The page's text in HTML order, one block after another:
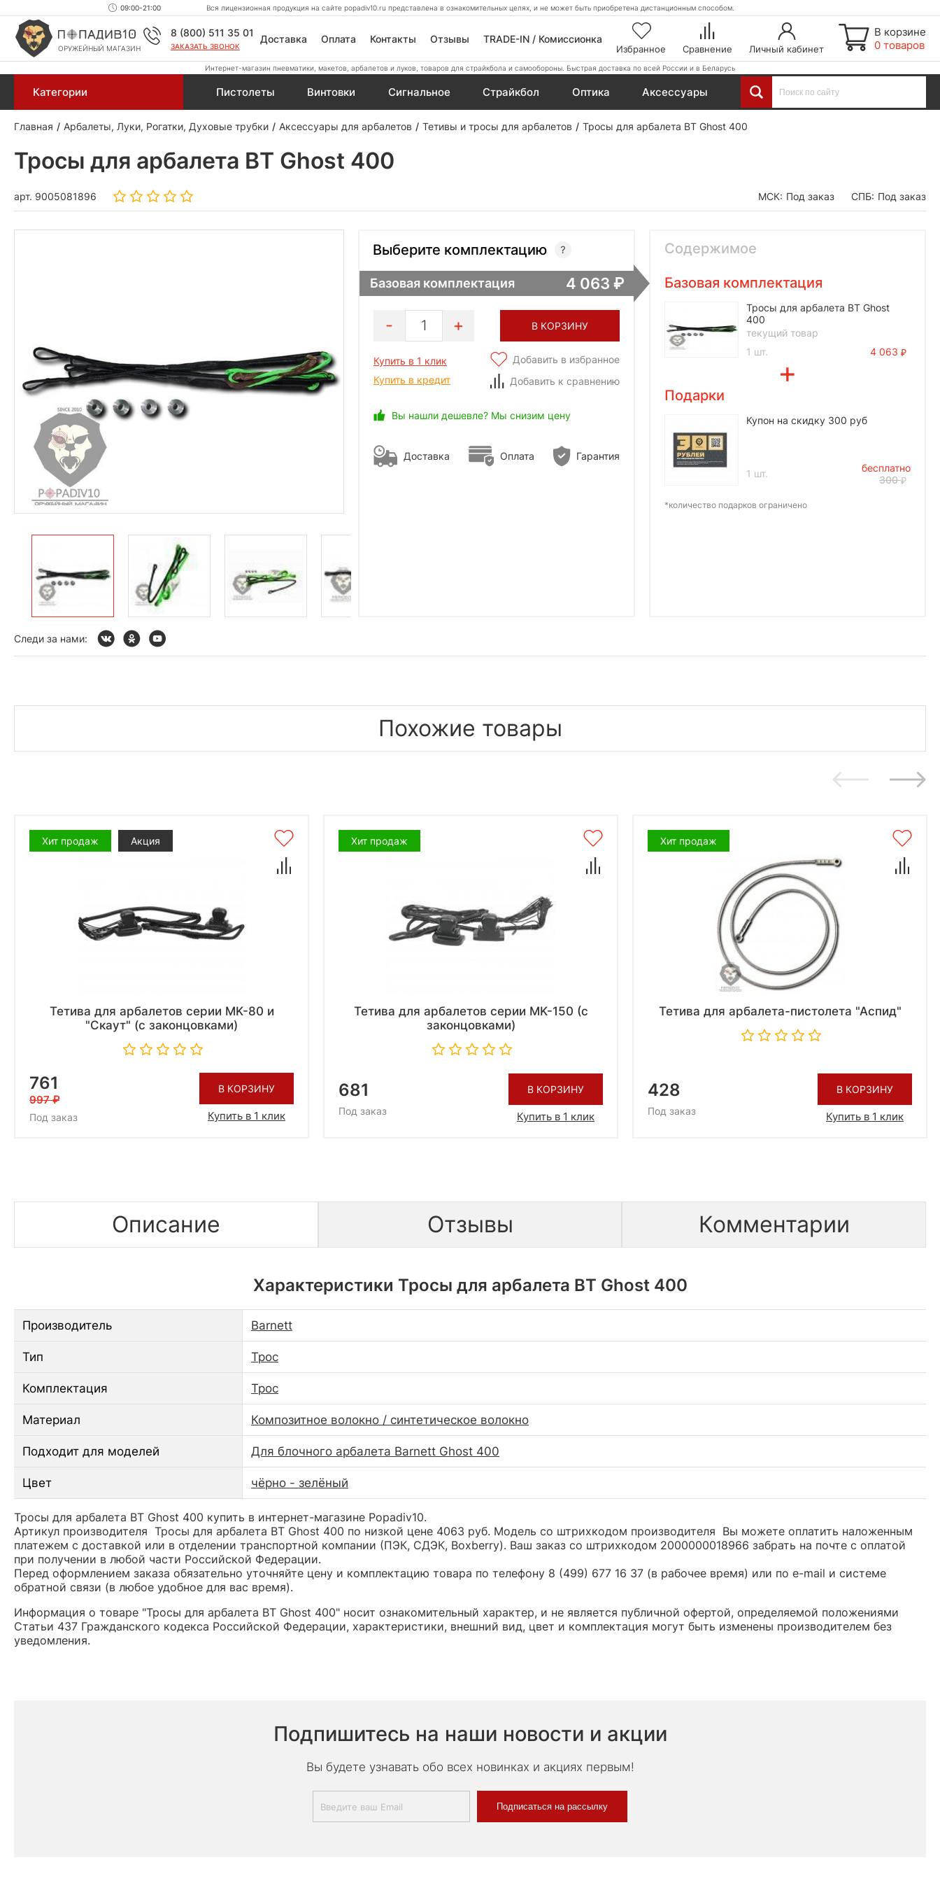
09:00-21:00 Вся лицензионная продукция на сайте popadiv10.ru представлена в ознакомительных целях, и не может быть приобретена дистанционным способом.
ОРУЖЕЙНЫЙ МАГАЗИН
8 (800) 511 35 01
ЗАКАЗАТЬ ЗВОНОК
Доставка Оплата Контакты Отзывы TRADE-IN / Комиссионка
Избранное Сравнение Личный кабинет
В корзине
0 товаров
Интернет-магазин пневматики, макетов, арбалетов и луков, товаров для страйкбола и самообороны. Быстрая доставка по всей России и в Беларусь
Категории Пистолеты Винтовки Сигнальное Страйкбол Оптика Аксессуары
Главная Арбалеты, Луки, Рогатки, Духовые трубки Аксессуары для арбалетов Тетивы и тросы для арбалетов Тросы для арбалета BT Ghost 400
Тросы для арбалета BT Ghost 400
арт. 9005081896 МСК: Под заказ СПБ: Под заказ
Выберите комплектацию
Базовая комплектация 4 063
1 В КОРЗИНУ
Купить в 1 клик
Купить в кредит
Добавить в избранное
Добавить к сравнению
Вы нашли дешевле? Мы снизим цену
Доставка Оплата Гарантия
Содержимое
Базовая комплектация
Тросы для арбалета BT Ghost
400
текущий товар
1 шт.
4 063
Подарки
Купон на скидку 300 руб
1 шт.
бесплатно
300
*количество подарков ограничено
Следи за нами:
Похожие товары
Хит продаж Акция
Тетива для арбалетов серии MK-80 и
"Скаут" (с законцовками)
761
997
Под заказ
В КОРЗИНУ
Купить в 1 клик
Хит продаж
Тетива для арбалетов серии MK-150 (с
законцовками)
681
Под заказ
В КОРЗИНУ
Купить в 1 клик
Хит продаж
Тетива для арбалета-пистолета "Аспид"
428
Под заказ
В КОРЗИНУ
Купить в 1 клик
Описание Отзывы Комментарии
Характеристики Тросы для арбалета BT Ghost 400
Производитель Barnett
Тип Трос
Комплектация Трос
Материал Композитное волокно / синтетическое волокно
Подходит для моделей Для блочного арбалета Barnett Ghost 400
Цвет чёрно - зелёный
Тросы для арбалета BT Ghost 400 купить в интернет-магазине Popadiv10.
Артикул производителя Тросы для арбалета BT Ghost 400 по низкой цене 4063 руб. Модель со штрихкодом производителя Вы можете оплатить наложенным
платежем с доставкой или в отделении транспортной компании (ПЭК, СДЭК, Boxberry). Ваш заказ со штрихкодом 2000000018966 забрать на почте с оплатой
при получении в любой части Российской Федерации.
Перед оформлением заказа обязательно уточняйте цену и комплектацию товара по телефону 8 (499) 677 16 37 (в рабочее время) или по e-mail и системе
обратной связи (в любое удобное для вас время).
Информация о товаре "Тросы для арбалета BT Ghost 400" носит ознакомительный характер, и не является публичной офертой, определяемой положениями
Статьи 437 Гражданского кодекса Российской Федерации, характеристики, внешний вид, цвет и комплектация могут быть изменены производителем без
уведомления.
Подпишитесь на наши новости и акции
Вы будете узнавать обо всех новинках и акциях первым!
Подписаться на рассылку